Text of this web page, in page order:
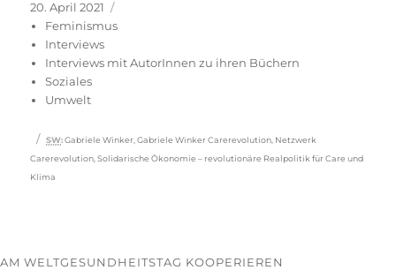
Veröffentlicht
am
20. April 2021
Feminismus
Interviews
Interviews mit AutorInnen zu ihren Büchern
Soziales
Umwelt
Schlagwörter
SW: Gabriele Winker ,Gabriele Winker Carerevolution Netzwerk
Carerevolution ,Solidarische Ökonomie – revolutionäre Realpolitik für Care und
Klima
AM WELTGESUNDHEITSTAG KOOPERIEREN